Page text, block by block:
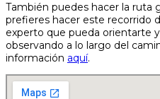
También puedes hacer la ruta
prefieres hacer este recorrido
experto que pueda orientarte
observando a lo largo del
información aquí.